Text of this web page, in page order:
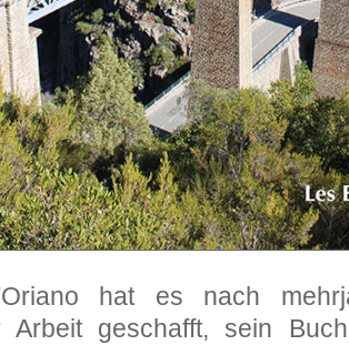
hat es nach
Arbeit geschafft, sein